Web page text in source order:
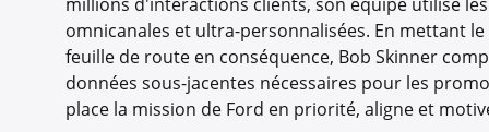
millions d'interactions clients, son équipe utilise
omnicanales et ultra-personnalisées. En mettant
feuille de route en conséquence, Bob Skinner
données sous-jacentes nécessaires pour les
place la mission de Ford en priorité, aligne et